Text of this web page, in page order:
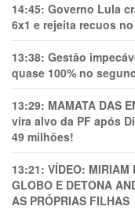
14:45: Governo Lula
6x1 e rejeita recuos
13:38: Gestão
quase 100% no
13:29: MAMATA DAS
vira alvo da PF após
49 milhões!
13:21: VÍDEO: MIRIAM
GLOBO E DETONA
AS PRÓPRIAS FILHAS